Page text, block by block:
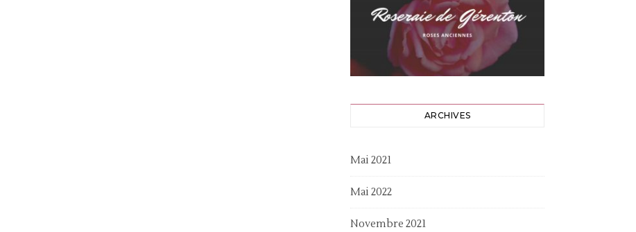
ARCHIVES
Mai 2021
Mai 2022
Novembre 2021